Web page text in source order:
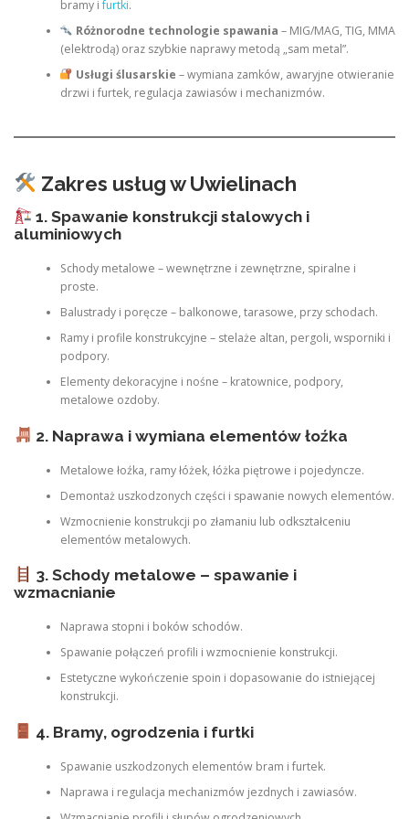
bramy ifurtki.
Różnorodne technologie spawania – MIG/MAG, TIG, MMA
(elektrodą) oraz szybkie naprawy metodą „sam metal”.
Usługi ślusarskie – wymiana zamków, awaryjne otwieranie
drzwi i furtek, regulacja zawiasów i mechanizmów.
Zakres usług w Uwielinach
1. Spawanie konstrukcji stalowych i
aluminiowych
Schody metalowe – wewnętrzne i zewnętrzne, spiralne i
proste.
Balustrady i poręcze – balkonowe, tarasowe, przy schodach.
Ramy i profile konstrukcyjne – stelaże altan, pergoli, wsporniki i
podpory.
Elementy dekoracyjne i nośne – kratownice, podpory,
metalowe ozdoby.
2. Naprawa i wymiana elementów łoźka
Metalowe łoźka, ramy łóżek, łóżka piętrowe i pojedyncze.
Demontaż uszkodzonych części i spawanie nowych elementów.
Wzmocnienie konstrukcji po złamaniu lub odkształceniu
elementów metalowych.
3. Schody metalowe – spawanie i
wzmacnianie
Naprawa stopni i boków schodów.
Spawanie połączeń profili i wzmocnienie konstrukcji.
Estetyczne wykończenie spoin i dopasowanie do istniejącej
konstrukcji.
4. Bramy, ogrodzenia i furtki
Spawanie uszkodzonych elementów bram i furtek.
Naprawa i regulacja mechanizmów jezdnych i zawiasów.